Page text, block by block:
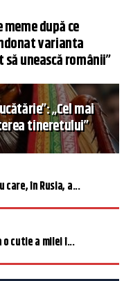
meme după ce
varianta
unească românii”
„Cel mai
tineretului”
în Rusia, a...
cutie a milei î...